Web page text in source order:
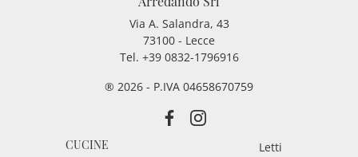
Via A. Salandra, 43
73100 - Lecce
Tel. +39 0832-1796916
® 2026 - P.IVA 04658670759
CUCINE
Letti